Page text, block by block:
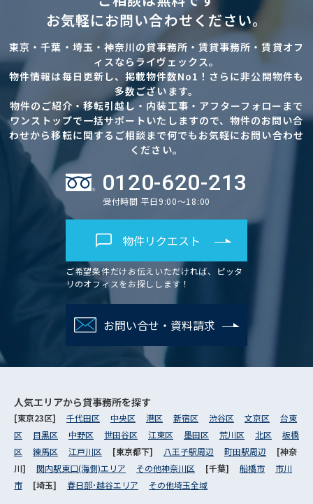
お気軽にお問い合わせください。
東京・千葉・埼玉・神奈川の貸事務所・賃貸事務所・賃貸オフ
ィスならライヴェックス。
物件情報は毎日更新し、掲載物件数No1！さらに非公開物件も
多数ございます。
物件のご紹介・移転引越し・内装工事・アフターフォローまで
ワンストップで一括サポートいたしますので、物件のお問い合
わせから移転に関するご相談まで何でもお気軽にお問い合わせ
ください。
0120-620-213
受付時間 平日9:00～18:00
物件リクエスト
ご希望条件だけお伝えいただければ、ピッタ
リのオフィスをお探しします！
お問い合せ・資料請求
人気エリアから貸事務所を探す
[東京23区] 千代田区 中央区 港区 新宿区 渋谷区 文京区
台東
区
目黒区 中野区 世田谷区 江東区 墨田区 荒川区 北区
板橋
区
練馬区 江戸川区 [東京都下] 八王子駅周辺 町田駅周辺
[神奈
川] 関内駅東口(海側)エリア その他神奈川区 [千葉] 船橋市
市川
市
[埼玉] 春日部･越谷エリア その他埼玉全域